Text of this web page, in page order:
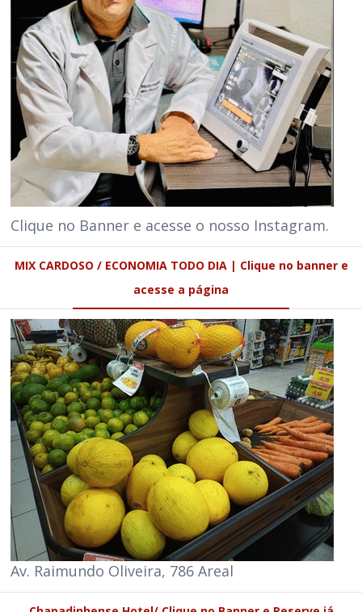
Clique no Banner e acesse o nosso Instagram.
MIX CARDOSO / ECONOMIA TODO DIA | Clique no banner e
acesse a página
Av. Raimundo Oliveira, 786 Areal